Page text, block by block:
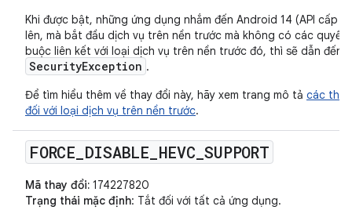
Khi được bật, những ứng dụng nhắm đến Android 14 (API cấp
lên, mà bắt đầu dịch vụ trên nền trước mà không có các
buộc liên kết với loại dịch vụ trên nền trước đó, thì sẽ dẫn đến
SecurityException .
Để tìm hiểu thêm về thay đổi này, hãy xem trang mô tả các
đối với loại dịch vụ trên nền trước.
FORCE DISABLE HEVC _SUPPORT
Mã thay đổi: 174227820
Trạng thái mặc định: Tắt đối với tất cả ứng dụng.